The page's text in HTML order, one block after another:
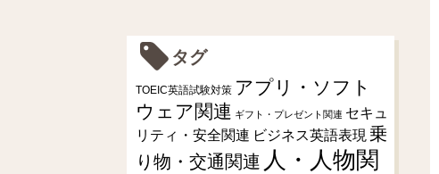
タグ
TOEIC英語試験対策 アプリ・ソフト
ウェア関連 ギフト・プレゼント関連 セキュ
リティ・安全関連 ビジネス英語表現 乗
り物・交通関連 人・人物関